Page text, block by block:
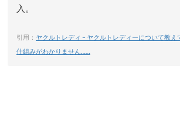
入。
引用： ヤクルトレディ – ヤクルトレディーについて教
仕組みがわかりません……